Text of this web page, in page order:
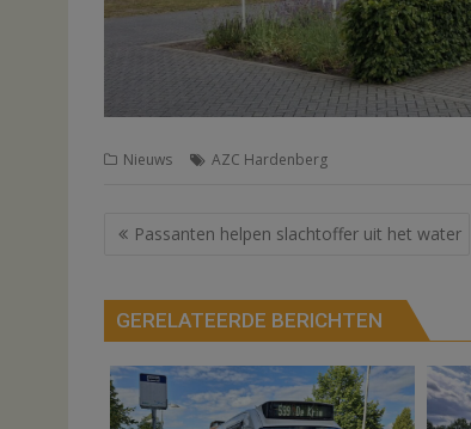
Nieuws AZC Hardenberg
Bericht
Passanten helpen slachtoffer uit het water
GERELATEERDE BERICHTEN